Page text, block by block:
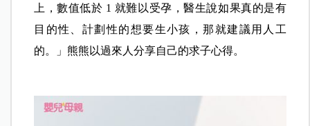
上，數值低於 1 就難以受孕，醫生說如果真的是有
目的性、計劃性的想要生小孩，那就建議用人工
的。」熊熊以過來人分享自己的求子心得。